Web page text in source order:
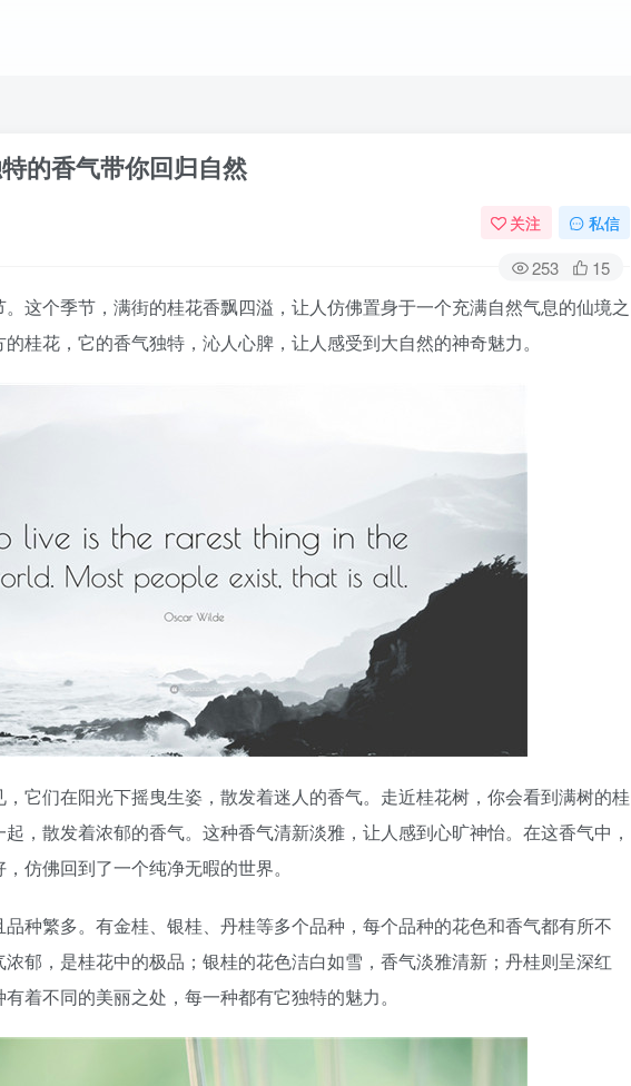
的香气带你回归自然
关注 私信
253 15
这个季节，满街的桂花香飘四溢，让人仿佛置身于一个充满自然气息的仙境之
桂花，它的香气独特，沁人心脾，让人感受到大自然的神奇魅力。
它们在阳光下摇曳生姿，散发着迷人的香气。走近桂花树，你会看到满树的桂
，散发着浓郁的香气。这种香气清新淡雅，让人感到心旷神怡。在这香气中，
仿佛回到了一个纯净无暇的世界。
种繁多。有金桂、银桂、丹桂等多个品种，每个品种的花色和香气都有所不
郁，是桂花中的极品；银桂的花色洁白如雪，香气淡雅清新；丹桂则呈深红
着不同的美丽之处，每一种都有它独特的魅力。